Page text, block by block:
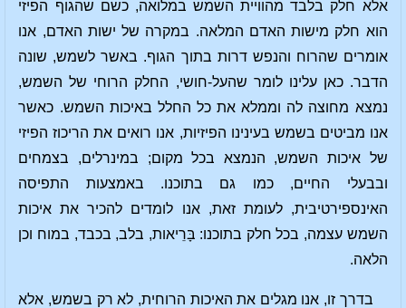
אלא חלק בלבד מהוויית השמש במלואה, כשם שהגוף הפיזי
הוא חלק מישות האדם המלאה. במקרה של ישות האדם, אנו
אומרים שהרוח והנפש דרות בתוך הגוף. באשר לשמש, שונה
הדבר. כאן עלינו לומר שהעל-חושי, החלק הרוחי של השמש,
נמצא מחוצה לה וממלא את כל החלל באיכות השמש. כאשר
אנו מביטים בשמש בעינינו הפיזיות, אנו רואים את הריכוז הפיזי
של איכות השמש, הנמצא בכל מקום; במינרלים, בצמחים
ובבעלי החיים, כמו גם בתוכנו. באמצעות התפיסה
האינספירטיבית, לעומת זאת, אנו לומדים להכיר את איכות
השמש עצמה, בכל חלק בתוכנו: בָּרֵיאות, בלב, בכבד, במוח וכן
הלאה.
בדרך זו, אנו מגלים את האיכות הרוחית, לא רק בשמש, אלא